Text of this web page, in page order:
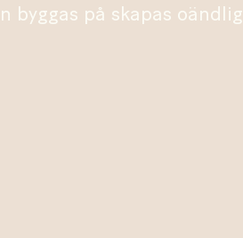
byggas på skapas